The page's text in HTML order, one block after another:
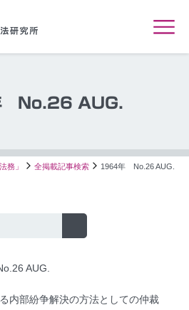
No.26 AUG.
務」 全掲載記事検索 1964年 No.26 AUG.
AUG.
内部紛争解決の方法としての仲裁